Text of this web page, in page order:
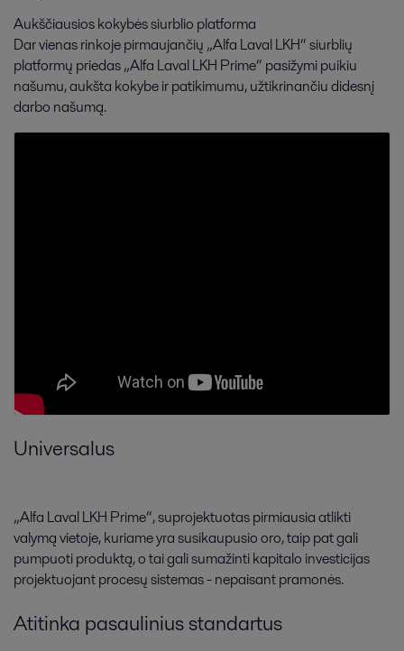
Aukščiausios kokybės siurblio platforma
Dar vienas rinkoje pirmaujančių „Alfa Laval LKH“ siurblių
platformų priedas „Alfa Laval LKH Prime“ pasižymi puikiu
našumu, aukšta kokybe ir patikimumu, užtikrinančiu didesnį
darbo našumą.
Universalus
„Alfa Laval LKH Prime“, suprojektuotas pirmiausia atlikti
valymą vietoje, kuriame yra susikaupusio oro, taip pat gali
pumpuoti produktą, o tai gali sumažinti kapitalo investicijas
projektuojant procesų sistemas - nepaisant pramonės.
Atitinka pasaulinius standartus